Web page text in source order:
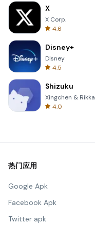
X
X Corp.
4.6
Disney+
Disney
4.5
Shizuku
Xingchen & Rikka
4.0
热门应用
Google Apk
Facebook Apk
Twitter apk